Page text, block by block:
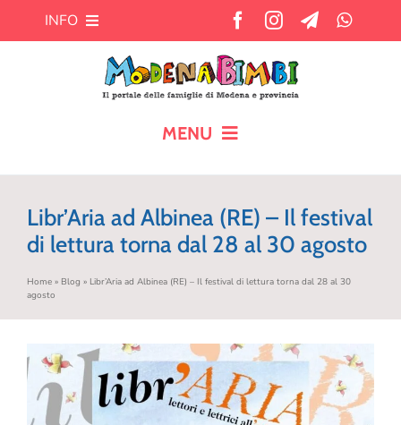
INFO
Chi siamo
Newsletter
MENU
CALENDARIO
BLOG
TEMPO LIBERO
Libr’Aria ad Albinea (RE) – Il festival
di lettura torna dal 28 al 30 agosto
Home» Blog » Libr’Aria ad Albinea (RE) – Il festival di lettura torna dal 28 al 30
agosto